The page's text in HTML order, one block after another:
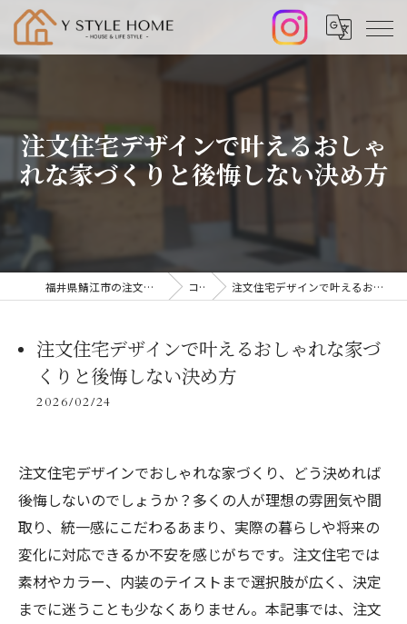
注文住宅デザインで叶えるおしゃ
れな家づくりと後悔しない決め方
福井県鯖江市の注文住宅なら株式会社山﨑工務店 コラム 注文住宅デザインで叶えるおしゃれな家づくりと後悔しない決め方
注文住宅デザインで叶えるおしゃれな家づ
くりと後悔しない決め方
2026/02/24
注文住宅デザインでおしゃれな家づくり、どう決めれば
後悔しないのでしょうか？多くの人が理想の雰囲気や間
取り、統一感にこだわるあまり、実際の暮らしや将来の
変化に対応できるか不安を感じがちです。注文住宅では
素材やカラー、内装のテイストまで選択肢が広く、決定
までに迷うことも少なくありません。本記事では、注文